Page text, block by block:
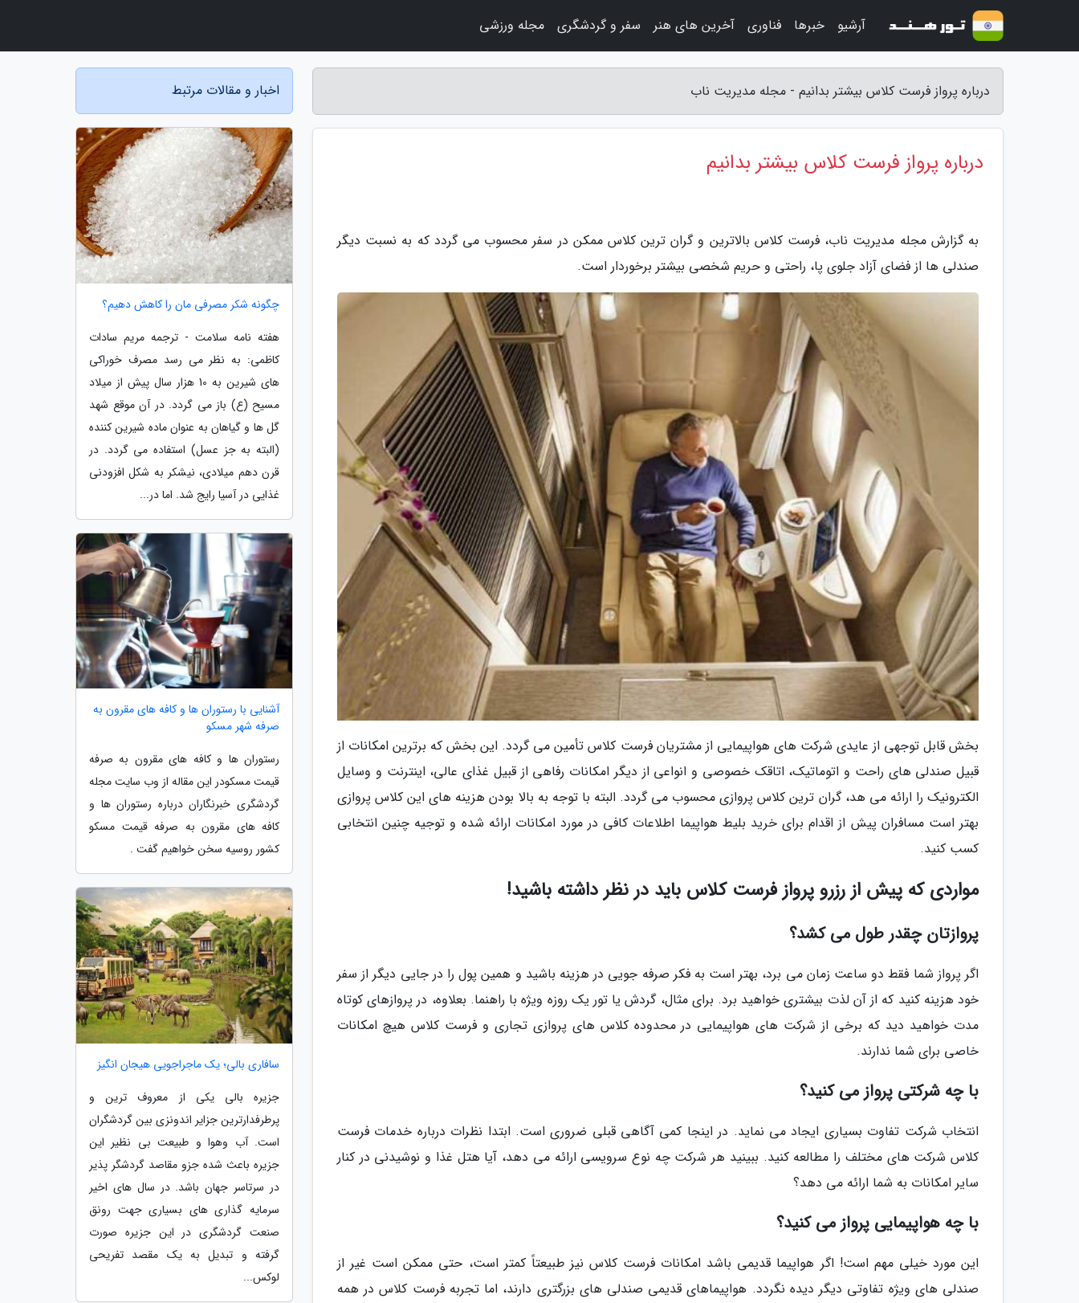
درباره پرواز فرست کلاس بیشتر بدانیم - مجله مدیریت ناب
درباره پرواز فرست کلاس بیشتر بدانیم
به گزارش مجله مدیریت ناب، فرست کلاس بالاترین و گران ترین کلاس ممکن در سفر محسوب می گردد که به نسبت دیگر
صندلی ها از فضای آزاد جلوی پا، راحتی و حریم شخصی بیشتر برخوردار است.
بخش قابل توجهی از عایدی شرکت های هواپیمایی از مشتریان فرست کلاس تأمین می گردد. این بخش که برترین امکانات از
قبیل صندلی های راحت و اتوماتیک، اتاقک خصوصی و انواعی از دیگر امکانات رفاهی از قبیل غذای عالی، اینترنت و وسایل
الکترونیک را ارائه می هد، گران ترین کلاس پروازی محسوب می گردد. البته با توجه به بالا بودن هزینه های این کلاس پروازی
بهتر است مسافران پیش از اقدام برای خرید بلیط هواپیما اطلاعات کافی در مورد امکانات ارائه شده و توجیه چنین انتخابی
کسب کنید.
مواردی که پیش از رزرو پرواز فرست کلاس باید در نظر داشته باشید!
پروازتان چقدر طول می کشد؟
اگر پرواز شما فقط دو ساعت زمان می برد، بهتر است به فکر صرفه جویی در هزینه باشید و همین پول را در جایی دیگر از سفر
خود هزینه کنید که از آن لذت بیشتری خواهید برد. برای مثال، گردش یا تور یک روزه ویژه با راهنما. بعلاوه، در پروازهای کوتاه
مدت خواهید دید که برخی از شرکت های هواپیمایی در محدوده کلاس های پروازی تجاری و فرست کلاس هیچ امکانات
خاصی برای شما ندارند.
با چه شرکتی پرواز می کنید؟
انتخاب شرکت تفاوت بسیاری ایجاد می نماید. در اینجا کمی آگاهی قبلی ضروری است. ابتدا نظرات درباره خدمات فرست
کلاس شرکت های مختلف را مطالعه کنید. ببینید هر شرکت چه نوع سرویسی ارائه می دهد، آیا هتل غذا و نوشیدنی در کنار
سایر امکانات به شما ارائه می دهد؟
با چه هواپیمایی پرواز می کنید؟
این مورد خیلی مهم است! اگر هواپیما قدیمی باشد امکانات فرست کلاس نیز طبیعتاً کمتر است، حتی ممکن است غیر از
صندلی های ویژه تفاوتی دیگر دیده نگردد. هواپیماهای قدیمی صندلی های بزرگتری دارند، اما تجربه فرست کلاس در همه
اخبار و مقالات مرتبط
چگونه شکر مصرفی مان را کاهش دهیم؟
هفته نامه سلامت - ترجمه مریم سادات
کاظمی: به نظر می رسد مصرف خوراکی
های شیرین به 10 هزار سال پیش از میلاد
مسیح (ع) باز می گردد. در آن موقع شهد
گل ها و گیاهان به عنوان ماده شیرین کننده
(البته به جز عسل) استفاده می گردد. در
قرن دهم میلادی، نیشکر به شکل افزودنی
غذایی در آسیا رایج شد. اما در...
آشنایی با رستوران ها و کافه های مقرون به
صرفه شهر مسکو
رستوران ها و کافه های مقرون به صرفه
قیمت مسکودر این مقاله از وب سایت مجله
گردشگری خبرنگاران درباره رستوران ها و
کافه های مقرون به صرفه قیمت مسکو
کشور روسیه سخن خواهیم گفت .
سافاری بالی؛ یک ماجراجویی هیجان انگیز
جزیره بالی یکی از معروف ترین و
پرطرفدارترین جزایر اندونزی بین گردشگران
است. آب وهوا و طبیعت بی نظیر این
جزیره باعث شده جزو مقاصد گردشگر پذیر
در سرتاسر جهان باشد. در سال های اخیر
سرمایه گذاری های بسیاری جهت رونق
صنعت گردشگری در این جزیره صورت
گرفته و تبدیل به یک مقصد تفریحی
لوکس...
آرشیو خبرها فناوری آخرین های هنر سفر و گردشگری مجله ورزشی